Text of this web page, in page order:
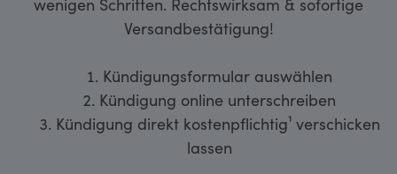
Versandbestätigung!
Kündigungsformular auswählen
Kündigung online unterschreiben
Kündigung direkt kostenpflichtig¹ verschicken
lassen